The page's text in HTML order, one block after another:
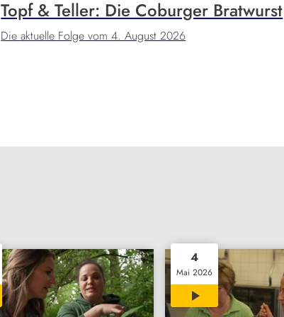
Topf & Teller: Die Coburger Bratwurst
Die aktuelle Folge vom 4. August 2026
4
Mai 2026